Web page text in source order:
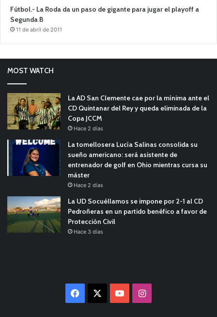
Fútbol.- La Roda da un paso de gigante para jugar el playoff a
Segunda B
11 de abril de 2011
MOST WATCH
La AD San Clemente cae por la mínima ante el
CD Quintanar del Rey y queda eliminada de la
Copa JCCM
Hace 2 días
La tomellosera Lucía Salinas consolida su
sueño americano: será asistente de
entrenador de golf en Ohio mientras cursa su
máster
Hace 2 días
La UD Socuéllamos se impone por 2-1 al CD
Pedroñeras en un partido benéfico a favor de
Protección Civil
Hace 3 días
Facebook YouTubeInstagram